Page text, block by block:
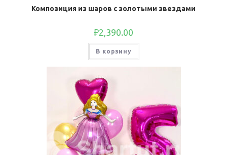
Композиция из шаров с золотыми звездами
₽2,390.00
В корзину